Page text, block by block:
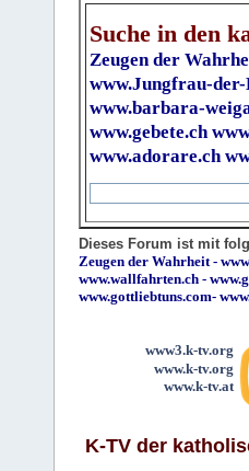
Suche in den
Zeugen der
www.Jungfrau-
www.barbara-
www.gebete.ch
www.adorare.ch
Dieses Forum ist mit
Zeugen der Wahrheit -
www.wallfahrten.ch -
www.gottliebtuns.com-
www3.k-tv.org
www.k-tv.org
www.k-tv.at
K-TV der